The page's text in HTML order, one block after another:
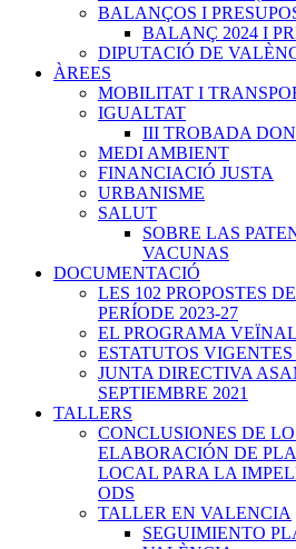
BALANÇOS I
BALANÇ 2024 I
DIPUTACIÓ DE
ÀREES
MOBILITAT I
IGUALTAT
III TROBADA
MEDI AMBIENT
FINANCIACIÓ JUSTA
URBANISME
SALUT
SOBRE LAS
VACUNAS
DOCUMENTACIÓ
LES 102 PROPOSTES
PERÍODE 2023-27
EL PROGRAMA VEÏNAL
ESTATUTOS
JUNTA DIRECTIVA
SEPTIEMBRE 2021
TALLERS
CONCLUSIONES DE
ELABORACIÓN DE
LOCAL PARA LA
ODS
TALLER EN VALENCIA
SEGUIMIENTO